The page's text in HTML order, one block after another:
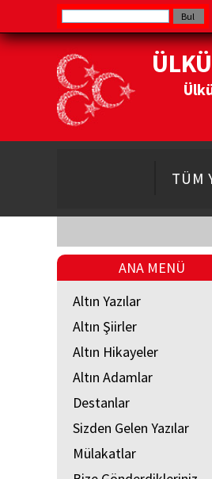
TÜM
ANA MENÜ
Altın Yazılar
Altın Şiirler
Altın Hikayeler
Altın Adamlar
Destanlar
Sizden Gelen Yazılar
Mülakatlar